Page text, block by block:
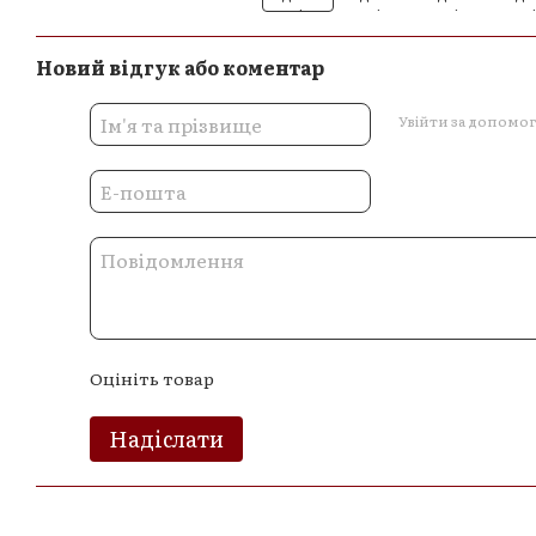
Новий відгук або коментар
Увійти за
Оцініть товар
Надіслати